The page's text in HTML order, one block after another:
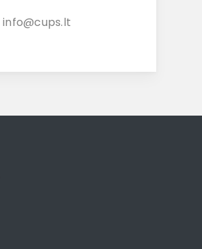
info@cups.lt